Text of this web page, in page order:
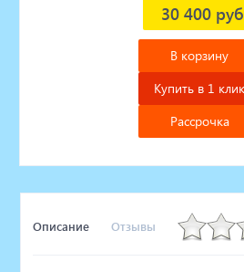
30 400
В корзину
Купить в 1 клик
Рассрочка
Описание Отзывы